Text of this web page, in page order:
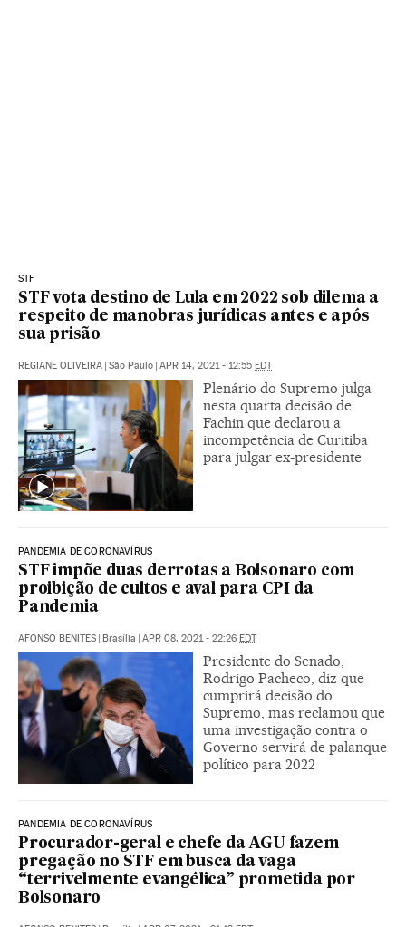
STF
STF vota destino de Lula em 2022 sob dilema a
respeito de manobras jurídicas antes e após
sua prisão
REGIANE OLIVEIRA São Paulo APR 14, 2021 - 12:55 EDT
Plenário do Supremo julga
nesta quarta decisão de
Fachin que declarou a
incompetência de Curitiba
para julgar ex-presidente
PANDEMIA DE CORONAVÍRUS
STF impõe duas derrotas a Bolsonaro com
proibição de cultos e aval para CPI da
Pandemia
AFONSO BENITES | Brasília | APR 08, 2021 - 22:26 EDT
Presidente do Senado,
Rodrigo Pacheco, diz que
cumprirá decisão do
Supremo, mas reclamou que
uma investigação contra o
Governo servirá de palanque
político para 2022
PANDEMIA DE CORONAVÍRUS
Procurador-geral e chefe da AGU fazem
pregação no STF em busca da vaga
“terrivelmente evangélica” prometida por
Bolsonaro